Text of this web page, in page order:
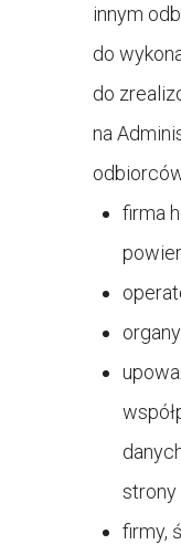
innym
do
do
na
firma
strony
firmy,